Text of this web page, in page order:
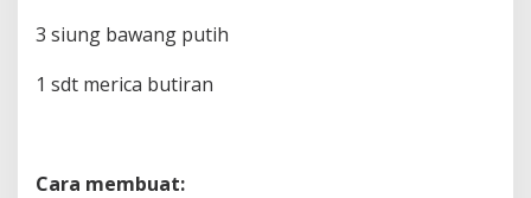
3 siung bawang putih
1 sdt merica butiran
Cara membuat: